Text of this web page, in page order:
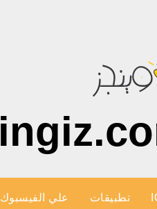
تطبيقات علي الفيسبوك